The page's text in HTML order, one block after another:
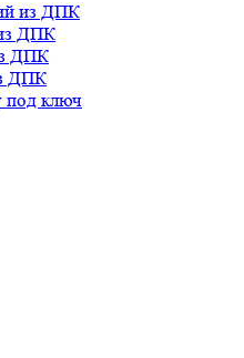
из ДПК
ДПК
ДПК
ДПК
под ключ